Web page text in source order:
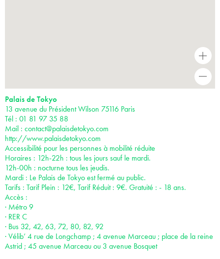
+
Palais de Tokyo
13 avenue du Président Wilson 75116 Paris
Tél : 01 81 97 35 88
Mail : contact@palaisdetokyo.com
http://www.palaisdetokyo.com
Accessibilité pour les personnes à mobilité réduite
Horaires : 12h-22h : tous les jours sauf le mardi.
12h-00h : nocturne tous les jeudis.
Mardi : Le Palais de Tokyo est fermé au public.
Tarifs : Tarif Plein : 12€, Tarif Réduit : 9€. Gratuité : - 18 ans.
Accès :
· Métro 9
· RER C
· Bus 32, 42, 63, 72, 80, 82, 92
· Vélib’ 4 rue de Longchamp ; 4 avenue Marceau ; place de la reine
Astrid ; 45 avenue Marceau ou 3 avenue Bosquet